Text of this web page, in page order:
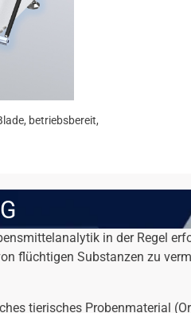
betriebsbereit,
in der Regel
flüchtigen Substanzen zu
tierisches Probenmaterial